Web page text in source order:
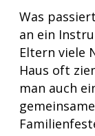
Was
an ein
Eltern viele
Haus oft
man auch